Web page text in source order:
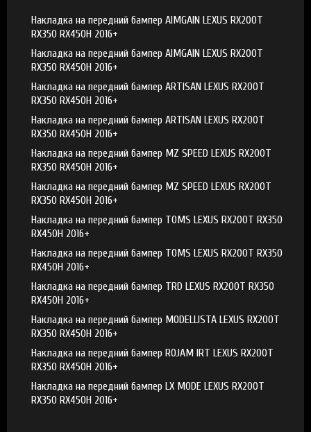
Накладка на передний бампер AIMGAIN LEXUS RX200T
RX350 RX450H 2016+
Накладка на передний бампер AIMGAIN LEXUS RX200T
RX350 RX450H 2016+
Накладка на передний бампер ARTISAN LEXUS RX200T
RX350 RX450H 2016+
Накладка на передний бампер ARTISAN LEXUS RX200T
RX350 RX450H 2016+
Накладка на передний бампер MZ SPEED LEXUS RX200T
RX350 RX450H 2016+
Накладка на передний бампер MZ SPEED LEXUS RX200T
RX350 RX450H 2016+
Накладка на передний бампер TOMS LEXUS RX200T RX350
RX450H 2016+
Накладка на передний бампер TOMS LEXUS RX200T RX350
RX450H 2016+
Накладка на передний бампер TRD LEXUS RX200T RX350
RX450H 2016+
Накладка на передний бампер MODELLISTA LEXUS RX200T
RX350 RX450H 2016+
Накладка на передний бампер ROJAM IRT LEXUS RX200T
RX350 RX450H 2016+
Накладка на передний бампер LX MODE LEXUS RX200T
RX350 RX450H 2016+